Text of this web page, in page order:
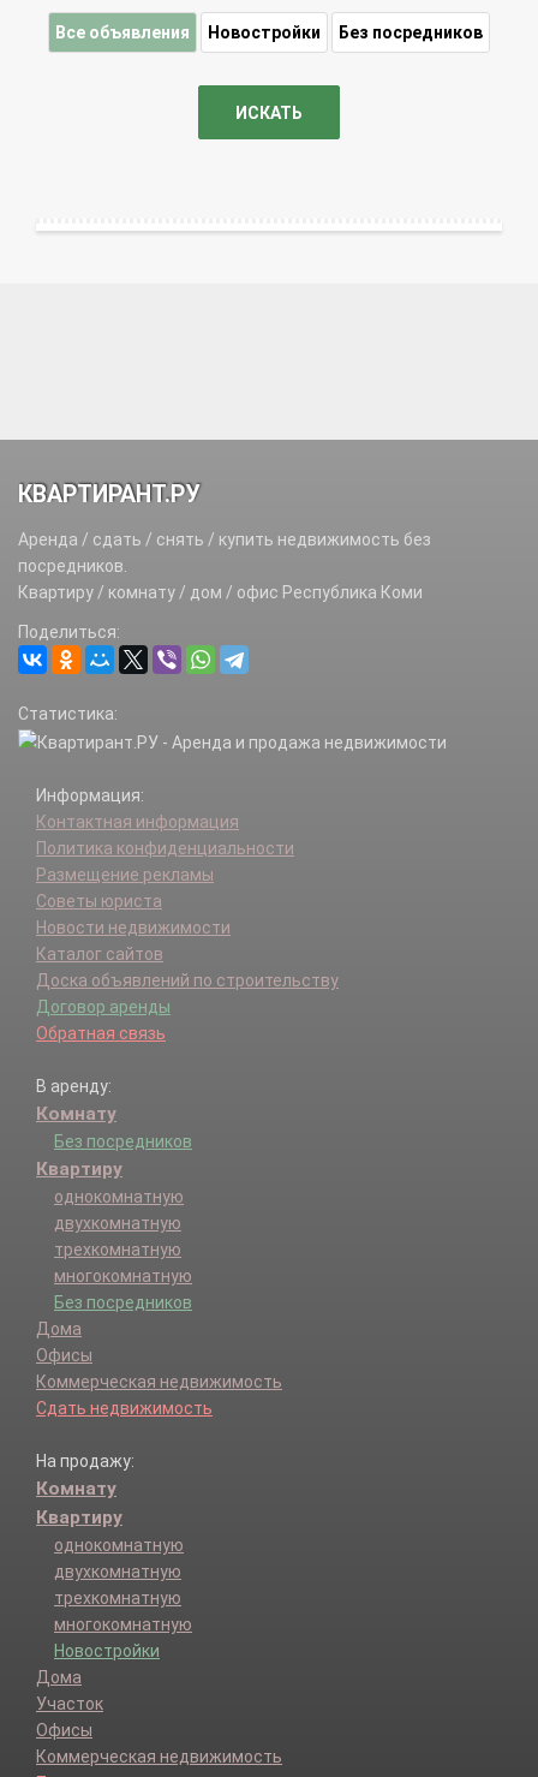
Все объявления Новостройки Без посредников
КВАРТИРАНТ.РУ
Аренда / сдать / снять / купить недвижимость без
посредников.
Квартиру / комнату / дом / офис Республика Коми
Поделиться:
Статистика:
Информация:
Контактная информация
Политика конфиденциальности
Размещение рекламы
Советы юриста
Новости недвижимости
Каталог сайтов
Доска объявлений по строительству
Договор аренды
Обратная связь
В аренду:
Комнату
Без посредников
Квартиру
однокомнатную
двухкомнатную
трехкомнатную
многокомнатную
Без посредников
Дома
Офисы
Коммерческая недвижимость
Сдать недвижимость
На продажу:
Комнату
Квартиру
однокомнатную
двухкомнатную
трехкомнатную
многокомнатную
Новостройки
Дома
Участок
Офисы
Коммерческая недвижимость